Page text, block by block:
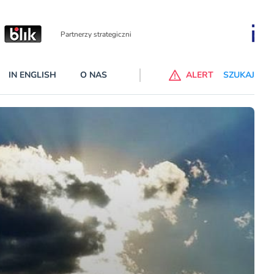
Partnerzy wspierający
– Standard i Plus – z usługi będzie można korzsytać za
miesiące
IN ENGLISH O NAS ALERT SZUKAJ